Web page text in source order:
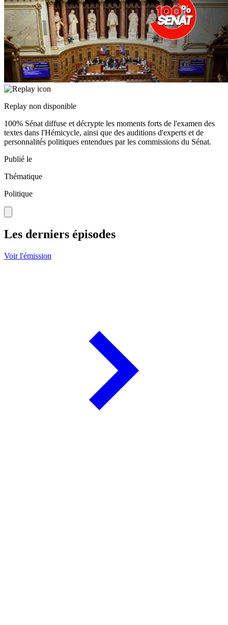
Replay non disponible
100% Sénat diffuse et décrypte les moments forts de l'examen des
textes dans l'Hémicycle, ainsi que des auditions d'experts et de
personnalités politiques entendues par les commissions du Sénat.
Publié le
Thématique
Politique
Les derniers épisodes
Voir l'émission